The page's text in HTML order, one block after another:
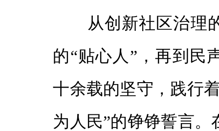
从创新社区治理的
的“贴心人”，再到民
十余载的坚守，践行
为人民”的铮铮誓言